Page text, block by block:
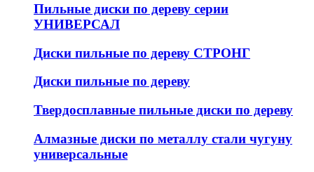
Пильные диски по дереву серии
УНИВЕРСАЛ
Диски пильные по дереву СТРОНГ
Диски пильные по дереву
Твердосплавные пильные диски по дереву
Алмазные диски по металлу стали чугуну
универсальные